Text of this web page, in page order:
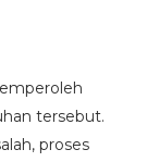
tersebut.
proses